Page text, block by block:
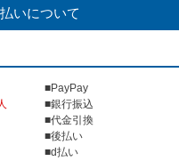
いについて
■PayPay
■銀行振込
■代金引換
■後払い
■d払い